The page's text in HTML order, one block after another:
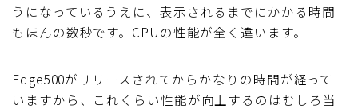
うになっているうえに、表示されるまでにかかる時間
もほんの数秒です。CPUの性能が全く違います。
Edge500がリリースされてからかなりの時間が経って
いますから、これくらい性能が向上するのはむしろ当